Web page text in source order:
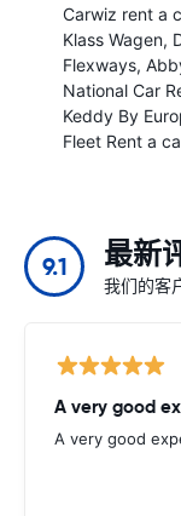
Carwiz rent a
Klass Wagen
Flexways
National Car
Keddy By
Fleet Rent a
9.1 最新
我们的客
A very good
A very good